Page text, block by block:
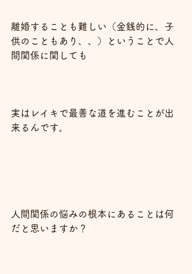
離婚することも難しい（金銭的に、子
供のこともあり、、）ということで人
間関係に関しても
実はレイキで最善な道を進むことが出
来るんです。
人間関係の悩みの根本にあることは何
だと思いますか？